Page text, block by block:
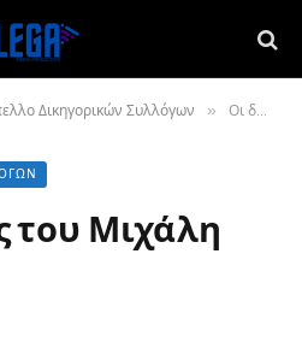
Δικηγορικών Συλλόγων » Οι δηλώσεις του Μιχάλη Ραγκούση
του Μιχάλη